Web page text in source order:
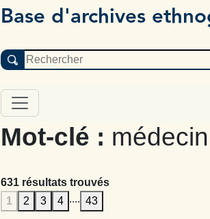
Base d'archives
Mot-clé :
631 résultats trouvés
1
2 3 4 .... 43